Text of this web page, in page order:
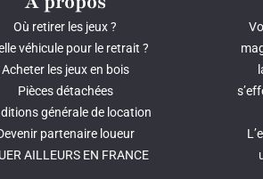
Où retirer les jeux ?
véhicule pour le retrait ?
Acheter les jeux en bois
Pièces détachées
générale de location
partenaire loueur
AILLEURS EN FRANCE